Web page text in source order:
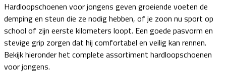
Hardloopschoenen voor jongens geven groeiende voeten de
demping en steun die ze nodig hebben, of je zoon nu sport op
school of zijn eerste kilometers loopt. Een goede pasvorm en
stevige grip zorgen dat hij comfortabel en veilig kan rennen.
Bekijk hieronder het complete assortiment hardloopschoenen
voor jongens.